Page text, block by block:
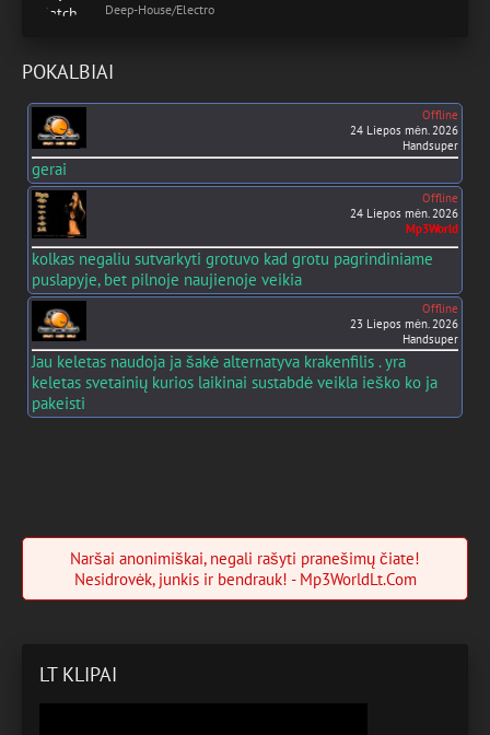
Deep-House/Electro
POKALBIAI
Offline
24 Liepos mėn. 2026
Handsuper
gerai
Offline
24 Liepos mėn. 2026
Mp3World
kolkas negaliu sutvarkyti grotuvo kad grotu pagrindiniame
puslapyje, bet pilnoje naujienoje veikia
Offline
23 Liepos mėn. 2026
Handsuper
Jau keletas naudoja ja šakė alternatyva krakenfilis . yra
keletas svetainių kurios laikinai sustabdė veikla ieško ko ja
pakeisti
Naršai anonimiškai, negali rašyti pranešimų čiate!
Nesidrovėk, junkis ir bendrauk! - Mp3WorldLt.Com
LT KLIPAI